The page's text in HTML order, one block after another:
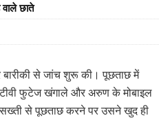
वाले छाते
बारीकी से जांच शुरू की। पूछताछ में
फुटेज खंगाले और अरुण के मोबाइल
से पूछताछ करने पर उसने खुद ही